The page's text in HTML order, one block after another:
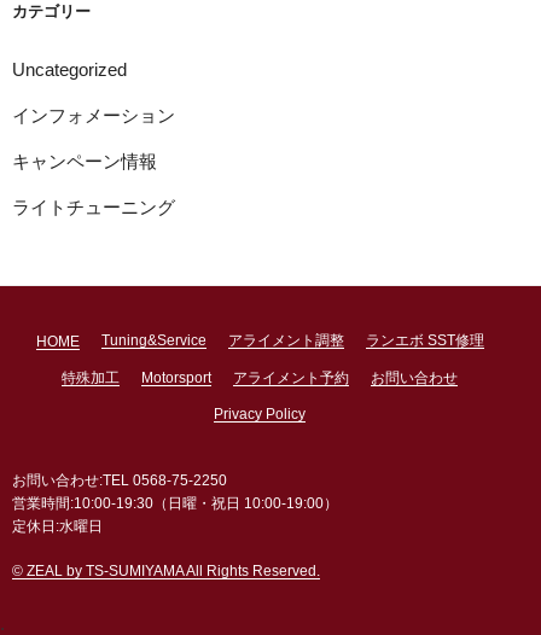
カテゴリー
Uncategorized
インフォメーション
キャンペーン情報
ライトチューニング
HOME Tuning&Service アライメント調整 ランエボ SST修理
特殊加工 Motorsport アライメント予約 お問い合わせ
Privacy Policy
お問い合わせ:TEL 0568-75-2250
営業時間:10:00-19:30（日曜・祝日 10:00-19:00）
定休日:水曜日
© ZEAL by TS-SUMIYAMA All Rights Reserved.